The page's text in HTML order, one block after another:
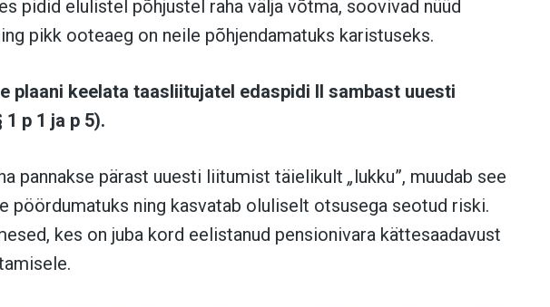
pidid elulistel põhjustel raha välja võtma, soovivad nüüd
pikk ooteaeg on neile põhjendamatuks karistuseks.
plaani keelata taasliitujatel edaspidi II sambast uuesti
1 p 1 ja p 5).
pannakse pärast uuesti liitumist täielikult „lukku”, muudab see
pöördumatuks ning kasvatab oluliselt otsusega seotud riski.
kes on juba kord eelistanud pensionivara kättesaadavust